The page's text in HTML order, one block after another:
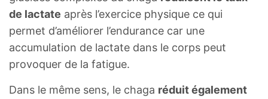
de lactate après l’exercice physique ce qui
permet d’améliorer l’endurance car une
accumulation de lactate dans le corps peut
provoquer de la fatigue.
Dans le même sens, le chaga réduit également